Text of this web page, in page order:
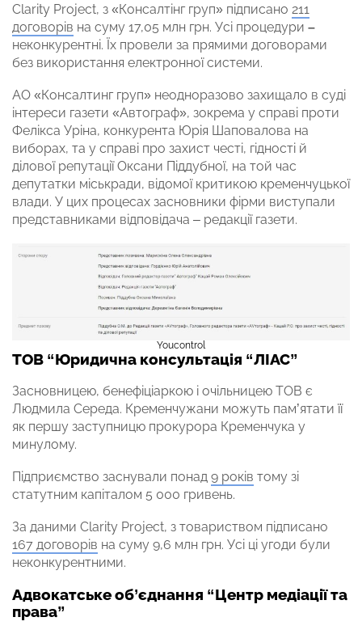
Clarity Project, з «Консалтінг груп» підписано 211
договорів на суму 17,05 млн грн. Усі процедури –
неконкурентні. Їх провели за прямими договорами
без використання електронної системи.
АО «Консалтинг груп» неодноразово захищало в суді
інтереси газети «Автограф», зокрема у справі проти
Фелікса Уріна, конкурента Юрія Шаповалова на
виборах, та у справі про захист честі, гідності й
ділової репутації Оксани Піддубної, на той час
депутатки міськради, відомої критикою кременчуцької
влади. У цих процесах засновники фірми виступали
представниками відповідача – редакції газети.
Youcontrol
ТОВ “Юридична консультація “ЛІАС”
Засновницею, бенефіціаркою і очільницею ТОВ є
Людмила Середа. Кременчужани можуть пам’ятати її
як першу заступницю прокурора Кременчука у
минулому.
Підприємство заснували понад 9 років тому зі
статутним капіталом 5 000 гривень.
За даними Clarity Project, з товариством підписано
167 договорів на суму 9,6 млн грн. Усі ці угоди були
неконкурентними.
Адвокатське об’єднання “Центр медіації та
права”